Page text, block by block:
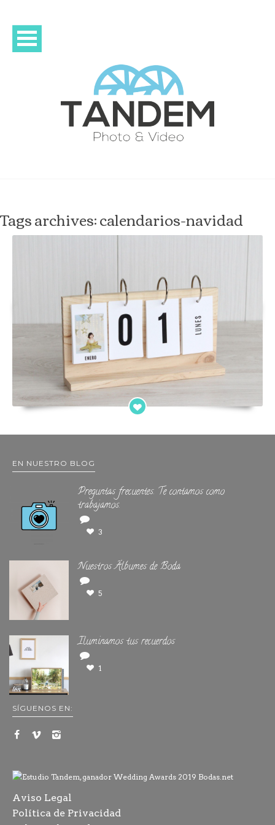
Tags archives: calendarios-navidad
EN NUESTRO BLOG
Preguntas frecuentes. Te contamos como
trabajamos.
3
Nuestros Álbumes de Boda
5
Iluminamos tus recuerdos
1
SÍGUENOS EN:
Aviso Legal
Política de Privacidad